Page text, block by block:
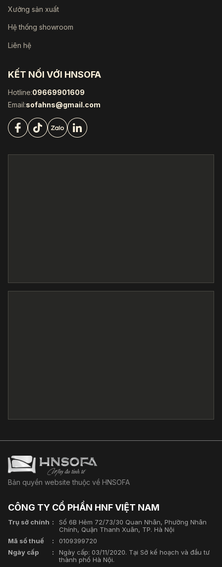
Xưởng sản xuất
Hệ thống showroom
Liên hệ
KẾT NỐI VỚI HNSOFA
Hotline:09669901609
Email:sofahns@gmail.com
Bản quyền website thuộc về HNSOFA
CÔNG TY CỔ PHẦN HNF VIỆT NAM
Trụ sở chính
Số 6B Hẻm 72/73/30 Quan Nhân, Phường Nhân
Chính, Quận Thanh Xuân, TP. Hà Nội
Mã số thuế
0109399720
Ngày cấp
Ngày cấp: 03/11/2020. Tại Sở kế hoạch và đầu tư
thành phố Hà Nội.